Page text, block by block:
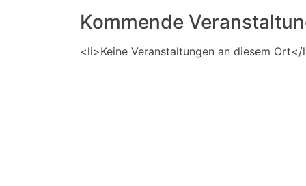
Kommende
<li>Keine Veranstaltungen an diesem Ort</